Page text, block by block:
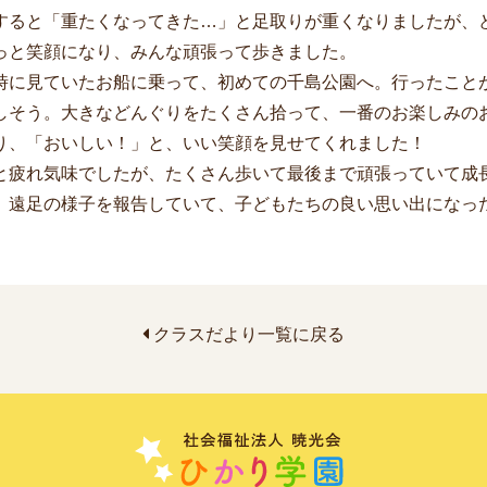
と「重たくなってきた…」と足取りが重くなりましたが、
笑顔になり、みんな頑張って歩きました。
見ていたお船に乗って、初めての千島公園へ。行ったこと
そう。大きなどんぐりをたくさん拾って、一番のお楽しみ
、「おいしい！」と、いい笑顔を見せてくれました！
れ気味でしたが、たくさん歩いて最後まで頑張っていて成
遠足の様子を報告していて、子どもたちの良い思い出になっ
クラスだより一覧に戻る